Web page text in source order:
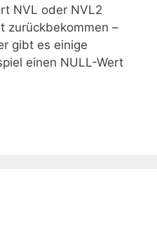
NVL oder NVL2
zurückbekommen –
gibt es einige
einen NULL-Wert